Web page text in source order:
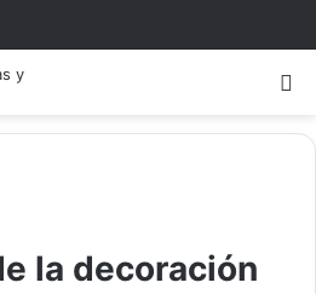
la decoración